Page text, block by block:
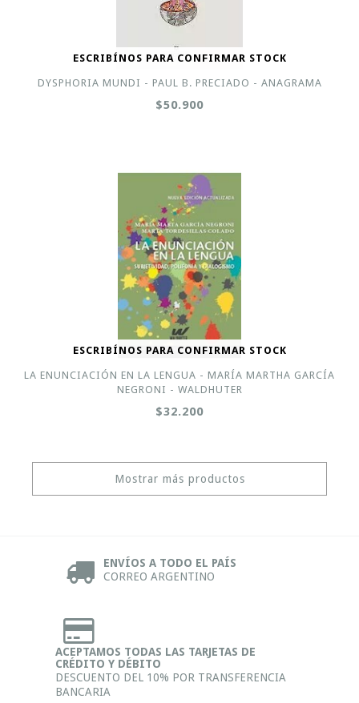
ESCRIBÍNOS PARA CONFIRMAR STOCK
DYSPHORIA MUNDI - PAUL B. PRECIADO - ANAGRAMA
$50.900
ESCRIBÍNOS PARA CONFIRMAR STOCK
LA ENUNCIACIÓN EN LA LENGUA - MARÍA MARTHA GARCÍA
NEGRONI - WALDHUTER
$32.200
Mostrar más productos
ENVÍOS A TODO EL PAÍS
CORREO ARGENTINO
ACEPTAMOS TODAS LAS TARJETAS DE
CRÉDITO Y DÉBITO
DESCUENTO DEL 10% POR TRANSFERENCIA
BANCARIA